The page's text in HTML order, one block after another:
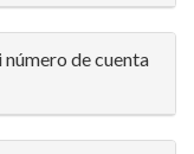
número de cuenta